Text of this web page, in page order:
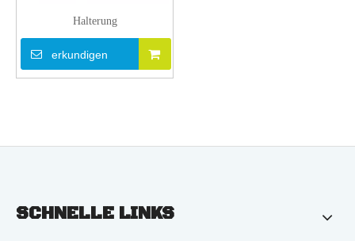
Halterung
erkundigen
SCHNELLE LINKS